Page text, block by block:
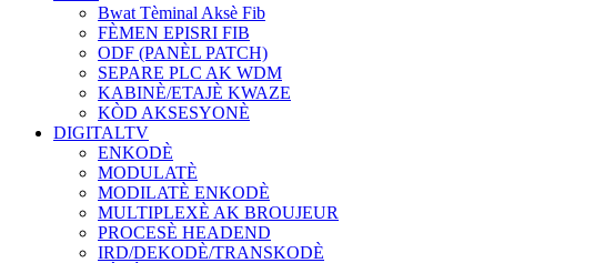
Bwat Tèminal Aksè Fib
FÈMEN EPISRI FIB
ODF (PANÈL PATCH)
SEPARE PLC AK WDM
KABINÈ/ETAJÈ KWAZE
KÒD AKSESYONÈ
DIGITALTV
ENKODÈ
MODULATÈ
MODILATÈ ENKODÈ
MULTIPLEXÈ AK BROUJEUR
PROCESÈ HEADEND
IRD/DEKODÈ/TRANSKODÈ